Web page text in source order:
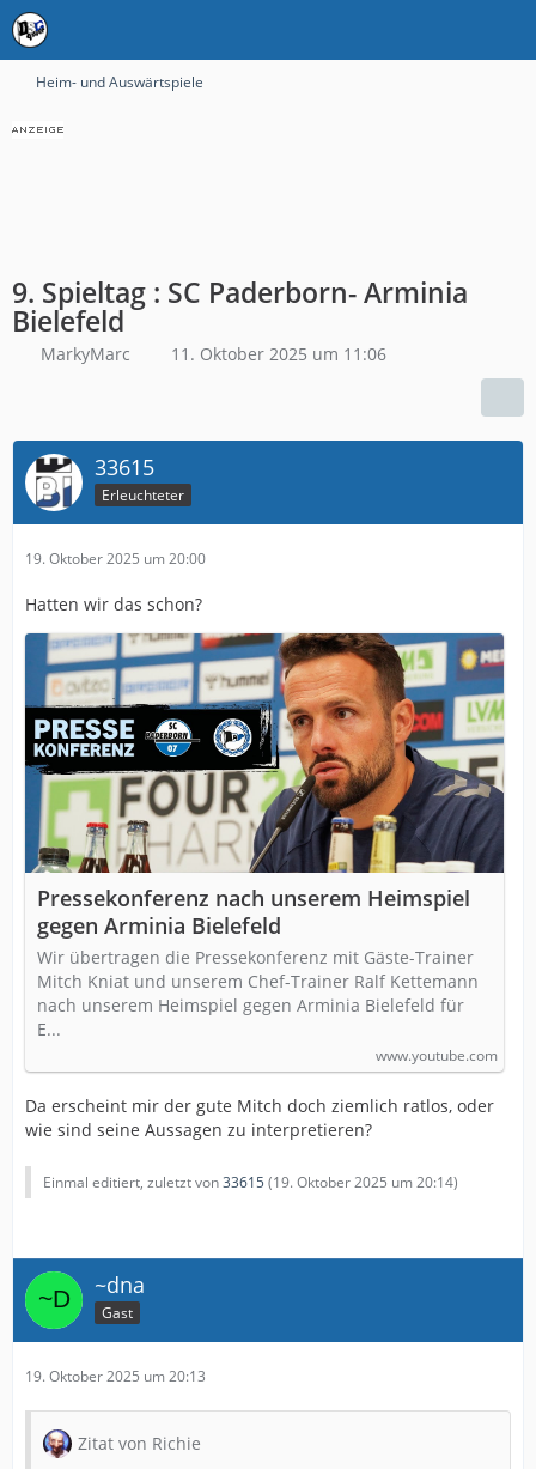
Heim- und Auswärtspiele
9. Spieltag : SC Paderborn- Arminia
Bielefeld
MarkyMarc 11. Oktober 2025 um 11:06
33615
Erleuchteter
19. Oktober 2025 um 20:00
Hatten wir das schon?
Pressekonferenz nach unserem Heimspiel
gegen Arminia Bielefeld
Wir übertragen die Pressekonferenz mit Gäste-Trainer
Mitch Kniat und unserem Chef-Trainer Ralf Kettemann
nach unserem Heimspiel gegen Arminia Bielefeld für
E...
www.youtube.com
Da erscheint mir der gute Mitch doch ziemlich ratlos, oder
wie sind seine Aussagen zu interpretieren?
Einmal editiert, zuletzt von33615 (19. Oktober 2025 um 20:14)
~dna
Gast
19. Oktober 2025 um 20:13
Zitat von Richie